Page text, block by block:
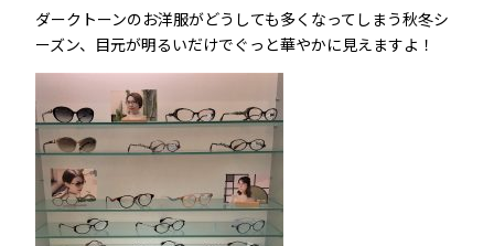
ダークトーンのお洋服がどうしても多くなってしまう秋冬シ
ーズン、目元が明るいだけでぐっと華やかに見えますよ！